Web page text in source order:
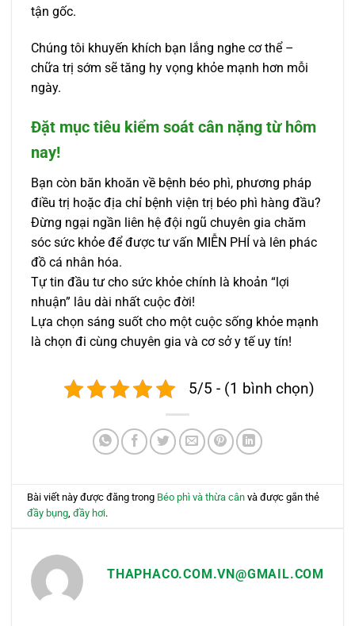
tận gốc.
Chúng tôi khuyến khích bạn lắng nghe cơ thể –
chữa trị sớm sẽ tăng hy vọng khỏe mạnh hơn mỗi
ngày.
Đặt mục tiêu kiểm soát cân nặng từ hôm
nay!
Bạn còn băn khoăn về bệnh béo phì, phương pháp
điều trị hoặc địa chỉ bệnh viện trị béo phì hàng đầu?
Đừng ngại ngần liên hệ đội ngũ chuyên gia chăm
sóc sức khỏe để được tư vấn MIỄN PHÍ và lên phác
đồ cá nhân hóa.
Tự tin đầu tư cho sức khỏe chính là khoản “lợi
nhuận” lâu dài nhất cuộc đời!
Lựa chọn sáng suốt cho một cuộc sống khỏe mạnh
là chọn đi cùng chuyên gia và cơ sở y tế uy tín!
5/5 - (1 bình chọn)
Bài viết này được đăng trong Béo phì và thừa cân và được gắn thẻ
đầy bụng,đầy hơi.
THAPHACO.COM.VN@GMAIL.COM